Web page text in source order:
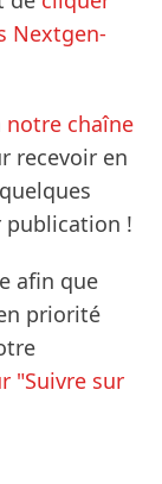
Nextgen-
notre chaîne
recevoir en
publication !
afin que
priorité
"Suivre sur